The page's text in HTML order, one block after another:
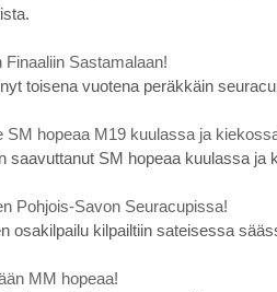
Finaaliin Sastamalaan!
toisena vuotena peräkkäin
SM hopeaa M19 kuulassa ja
saavuttanut SM hopeaa kuulassa
Pohjois-Savon Seuracupissa!
osakilpailu kilpailtiin sateisessa
MM hopeaa!